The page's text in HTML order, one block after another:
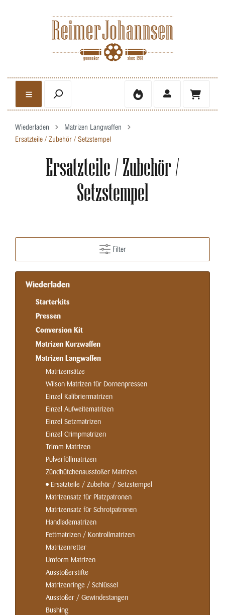
Wiederladen
Matrizen Langwaffen
Ersatzteile / Zubehör / Setzstempel
Ersatzteile / Zubehör /
Setzstempel
Filter
Wiederladen
Starterkits
Pressen
Conversion Kit
Matrizen Kurzwaffen
Matrizen Langwaffen
Matrizensätze
Wilson Matrizen für Dornenpressen
Einzel Kalibriermatrizen
Einzel Aufweitematrizen
Einzel Setzmatrizen
Einzel Crimpmatrizen
Trimm Matrizen
Pulverfüllmatrizen
Zündhütchenausstoßer Matrizen
Ersatzteile / Zubehör / Setzstempel
Matrizensatz für Platzpatronen
Matrizensatz für Schrotpatronen
Handladematrizen
Fettmatrizen / Kontrollmatrizen
Matrizenretter
Umform Matrizen
Ausstoßerstifte
Matrizenringe / Schlüssel
Ausstoßer / Gewindestangen
Bushing